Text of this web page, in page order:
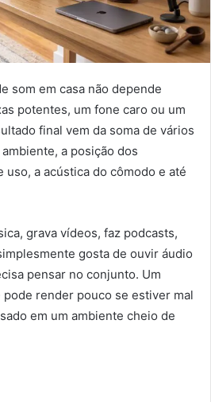
som em casa não depende
potentes, um fone caro ou um
final vem da soma de vários
a posição dos
a acústica do cômodo e até
grava vídeos, faz podcasts,
gosta de ouvir áudio
pensar no conjunto. Um
render pouco se estiver mal
em um ambiente cheio de